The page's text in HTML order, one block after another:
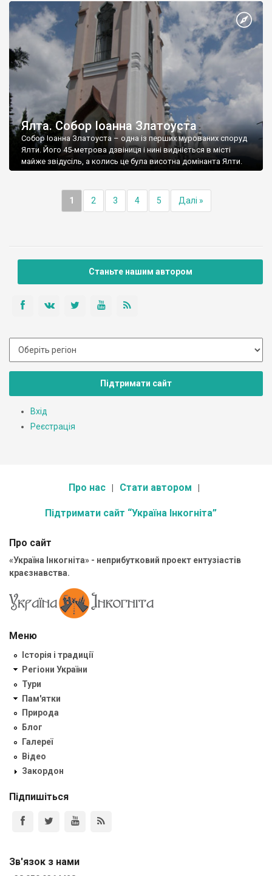
Ялта. Собор Іоанна Златоуста
Собор Іоанна Златоуста – одна із перших мурованих споруд
Ялти. Його 45-метрова дзвіниця і нині видніється в місті
майже звідусіль, а колись це була висотна домінанта Ялти.
1 2 3 4 5 Далі »
Станьте нашим автором
Підтримати сайт
Вхід
Реєстрація
Про нас Стати автором
Підтримати сайт “Україна Інкогніта”
Про сайт
«Україна Інкогніта» - неприбутковий проект ентузіастів
краєзнавства.
Меню
Історія і традиції
Регіони України
Тури
Пам'ятки
Природа
Блог
Галереї
Відео
Закордон
Підпишіться
Зв'язок з нами